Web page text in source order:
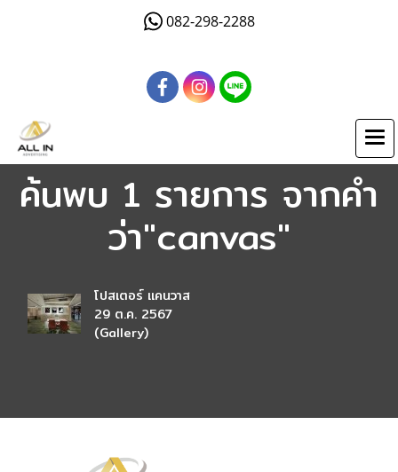
082-298-2288
ค้นพบ 1 รายการ จากคำ
ว่า"canvas"
โปสเตอร์ แคนวาส
29 ต.ค. 2567
(Gallery)